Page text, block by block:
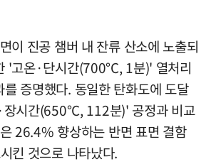
이 진공 챔버 내 잔류 산소에 노출되
'고온·단시간(700°C, 1분)' 열처리
증명했다. 동일한 탄화도에 도달
시간(650°C, 112분)' 공정과 비교
26.4% 향상하는 반면 표면 결함
킨 것으로 나타났다.